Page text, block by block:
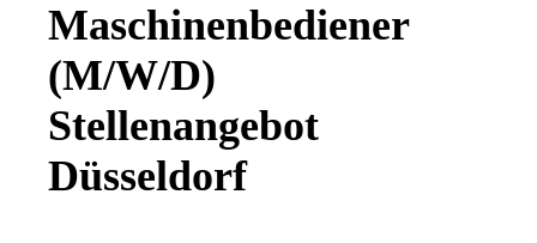
Maschinenbediener
(M/W/D)
Stellenangebot
Düsseldorf